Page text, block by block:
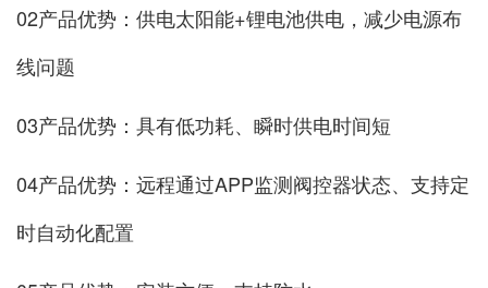
02产品优势：供电太阳能+锂电池供电，减少电源布
线问题
03产品优势：具有低功耗、瞬时供电时间短
04产品优势：远程通过APP监测阀控器状态、支持定
时自动化配置